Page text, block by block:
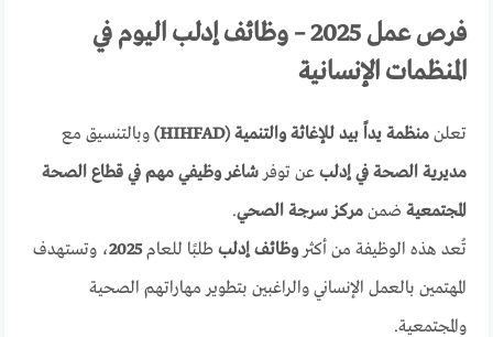
فرص عمل 2025 – وظائف إدلب اليوم في
المنظمات الإنسانية
تعلنمنظمة يداً بيد للإغاثة والتنمية (HIHFAD)
وبالتنسيق مع
مديرية الصحة في إدلب عن توفرشاغر وظيفي مهم في قطاع الصحة
المجتمعية ضمنمركز سرجة الصحي.
تُعد هذه الوظيفة من أكثروظائف إدلب طلبًا للعام2025، وتستهدف
المهتمين بالعمل الإنساني والراغبين بتطوير مهاراتهم الصحية
والمجتمعية.